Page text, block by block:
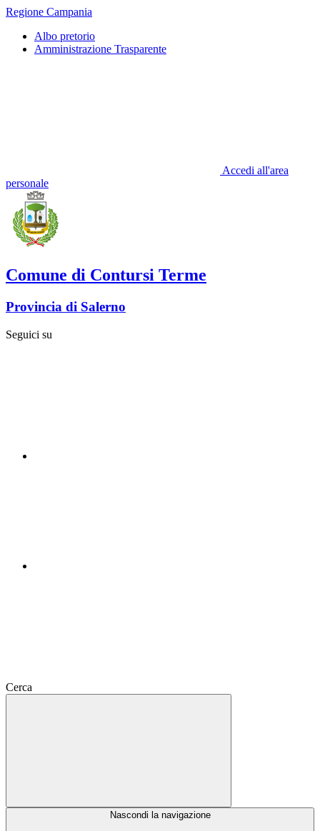
Regione Campania
Albo pretorio
Amministrazione Trasparente
Accedi all'area
personale
Comune di Contursi Terme
Provincia di Salerno
Seguici su
Cerca
Nascondi la navigazione